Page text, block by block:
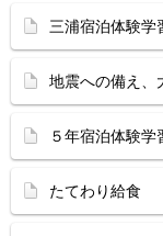
三浦宿泊体験学
地震への備え、
５年宿泊体験学
たてわり給食